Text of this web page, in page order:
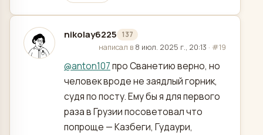
nikolay6225 137
отредактировано
написал в 8 июл. 2025 г., 20:13 · #19
@anton107про Сванетию верно, но
человек вроде не заядлый горник,
судя по посту. Ему бы я для первого
раза в Грузии посоветовал что
попроще — Казбеги, Гудаури,